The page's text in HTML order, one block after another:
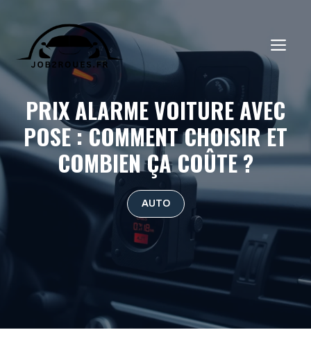
contenu
PRIX ALARME VOITURE AVEC
POSE : COMMENT CHOISIR ET
COMBIEN ÇA COÛTE ?
AUTO